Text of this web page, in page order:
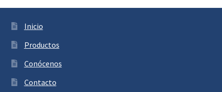
Inicio
Productos
Conócenos
Contacto